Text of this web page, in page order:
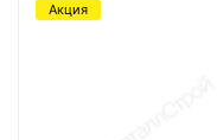
Акция